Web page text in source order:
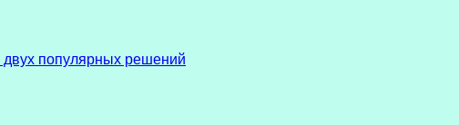
популярных решений